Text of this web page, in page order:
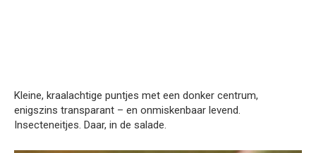
Kleine, kraalachtige puntjes met een donker centrum,
enigszins transparant – en onmiskenbaar levend.
Insecteneitjes. Daar, in de salade.